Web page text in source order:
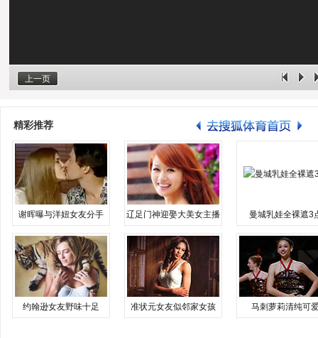
上一页
精彩推荐
谢晖曝与洋妞女友分手 辽足门神迎娶大美女主播 曼城乳娃全裸遮3
约翰逊女友野味十足 准状元女友似邻家女孩 马刺萝莉清纯可